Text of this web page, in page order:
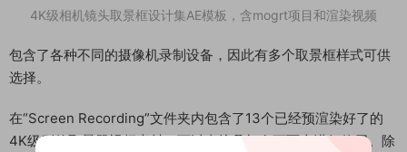
4K级相机镜头取景框设计集AE模板，含mogrt项目和渲染视频
包含了各种不同的摄像机录制设备，因此有多个取景框样式可供
选择。
在“Screen Recording”文件夹内包含了13个已经预渲染好了的
4K级别的取景器视频素材，可以直接叠加在画面上进行使用。除